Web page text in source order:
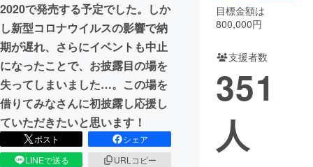
CAMPFIREふるさと納税machi-ya コミュニティ
2020で発売する予定でした。しか
し新型コロナウイルスの影響で納
期が遅れ、さらにイベントも中止
になったことで、お披露目の場を
失ってしまいました…。この場を
借りてみなさんに初披露し応援し
ていただきたいと思います！
ポスト
シェア
LINEで送る
URLコピー
目標金額は
800,000円
支援者数
351
人